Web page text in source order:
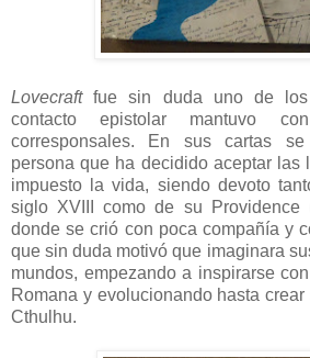
Lovecraftfue sin duda uno de los
contacto epistolar mantuvo
corresponsales. En sus cartas
persona que ha decidido aceptar las
impuesto la vida, siendo devoto
siglo XVIII como de su Providence
donde se crió con poca compañía y
que sin duda motivó que imaginara
mundos, empezando a inspirarse
Romana y evolucionando hasta
Cthulhu.